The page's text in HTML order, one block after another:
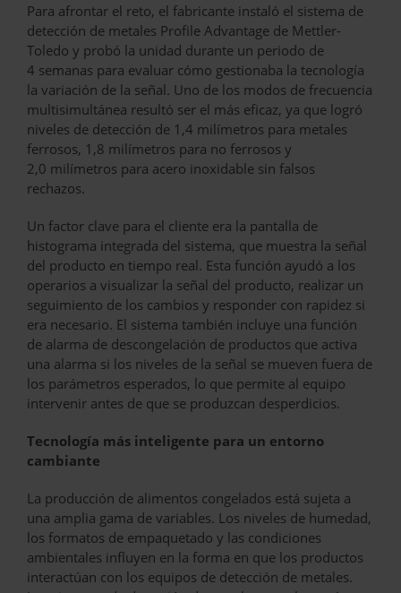
Para afrontar el reto, el fabricante instaló el sistema de
detección de metales Profile Advantage de Mettler-
Toledo y probó la unidad durante un periodo de
4 semanas para evaluar cómo gestionaba la tecnología
la variación de la señal. Uno de los modos de frecuencia
multisimultánea resultó ser el más eficaz, ya que logró
niveles de detección de 1,4 milímetros para metales
ferrosos, 1,8 milímetros para no ferrosos y
2,0 milímetros para acero inoxidable sin falsos
rechazos.
Un factor clave para el cliente era la pantalla de
histograma integrada del sistema, que muestra la señal
del producto en tiempo real. Esta función ayudó a los
operarios a visualizar la señal del producto, realizar un
seguimiento de los cambios y responder con rapidez si
era necesario. El sistema también incluye una función
de alarma de descongelación de productos que activa
una alarma si los niveles de la señal se mueven fuera de
los parámetros esperados, lo que permite al equipo
intervenir antes de que se produzcan desperdicios.
Tecnología más inteligente para un entorno
cambiante
La producción de alimentos congelados está sujeta a
una amplia gama de variables. Los niveles de humedad,
los formatos de empaquetado y las condiciones
ambientales influyen en la forma en que los productos
interactúan con los equipos de detección de metales.